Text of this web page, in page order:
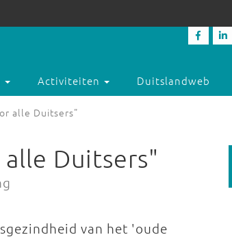
Activiteiten Duitslandweb
alle Duitsers"
Duitsers"
van het 'oude